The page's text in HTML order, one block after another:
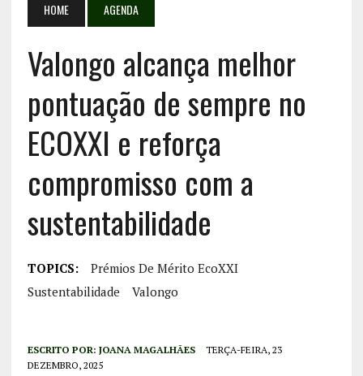
HOME AGENDA
Valongo alcança melhor
pontuação de sempre no
ECOXXI e reforça
compromisso com a
sustentabilidade
TOPICS:
Prémios De Mérito EcoXXI
Sustentabilidade
Valongo
ESCRITO POR: JOANA MAGALHÃES
TERÇA-FEIRA, 23
DEZEMBRO, 2025